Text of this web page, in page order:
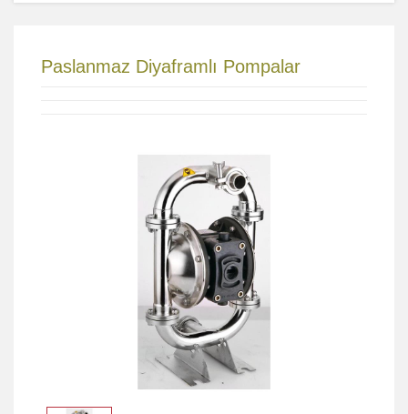
Paslanmaz Diyaframlı Pompalar